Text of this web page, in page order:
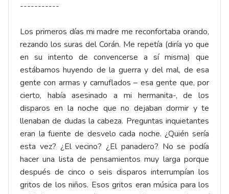
-----------
Los primeros días mi madre me reconfortaba orando,
rezando los suras del Corán. Me repetía (diría yo que
en su intento de convencerse a sí misma) que
estábamos huyendo de la guerra y del mal, de esa
gente con armas y camuflados – esa gente que, por
cierto, había asesinado a mi hermanita-, de los
disparos en la noche que no dejaban dormir y te
llenaban de dudas la cabeza. Preguntas inquietantes
eran la fuente de desvelo cada noche. ¿Quién sería
esta vez? ¿El vecino? ¿El panadero? No se podía
hacer una lista de pensamientos muy larga porque
después de cinco o seis disparos interrumpían los
gritos de los niños. Esos gritos eran música para los